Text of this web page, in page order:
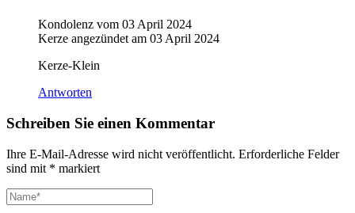
Kondolenz vom 03 April 2024
Kerze angezündet am 03 April 2024
Kerze-Klein
Antworten
Schreiben Sie einen Kommentar
Ihre E-Mail-Adresse wird nicht veröffentlicht. Erforderliche Felder
sind mit * markiert